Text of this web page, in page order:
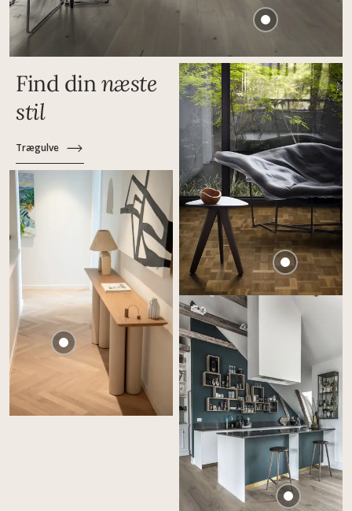
Find dinnæste
stil
Trægulve